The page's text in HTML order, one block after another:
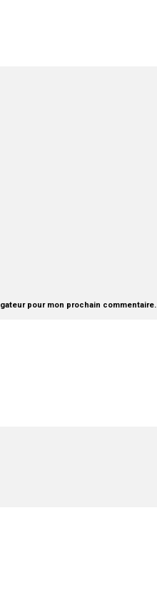
pour mon prochain commentaire.